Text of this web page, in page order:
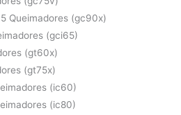
Queimadores (gc90x)
(gci65)
(gt60x)
(gt75x)
(ic60)
(ic80)